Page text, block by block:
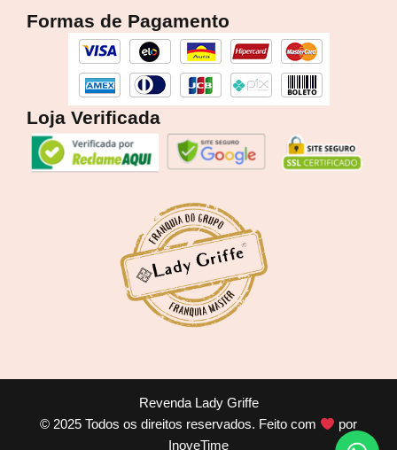
o
g
r
a
m
k
Formas de Pagamento
Loja Verificada
Revenda Lady Griffe
© 2025 Todos os direitos reservados. Feito com
por
InoveTime